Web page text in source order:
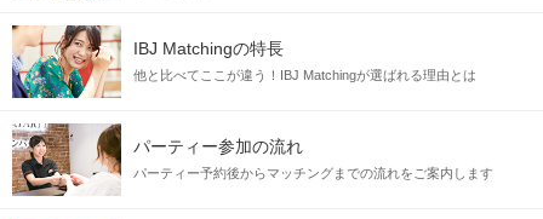
IBJ Matchingの特長
他と比べてここが違う！IBJ Matchingが選ばれる理由とは
パーティー参加の流れ
パーティー予約後からマッチングまでの流れをご案内します